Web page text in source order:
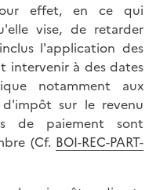
effet, en ce qui
vise, de retarder
l'application des
intervenir à des dates
notamment aux
d'impôt sur le revenu
de paiement sont
(Cf. BOI-REC-PART-